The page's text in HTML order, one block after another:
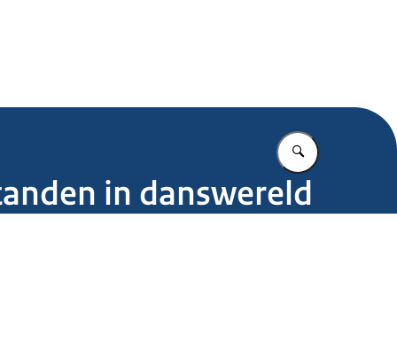
Vul in wat u
in danswereld